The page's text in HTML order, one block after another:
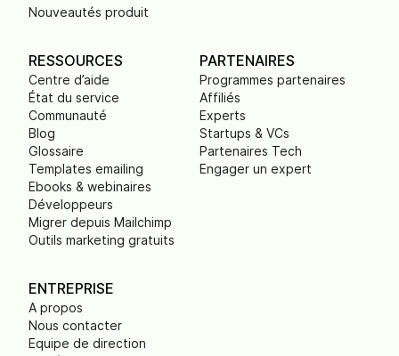
Nouveautés produit
RESSOURCES
Centre d’aide
État du service
Communauté
Blog
Glossaire
Templates emailing
Ebooks & webinaires
Développeurs
Migrer depuis Mailchimp
Outils marketing gratuits
PARTENAIRES
Programmes partenaires
Affiliés
Experts
Startups & VCs
Partenaires Tech
Engager un expert
ENTREPRISE
A propos
Nous contacter
Equipe de direction